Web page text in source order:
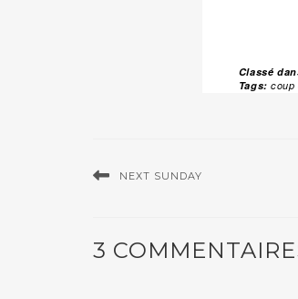
Classé
Tags:coup
NEXT SUNDAY
3